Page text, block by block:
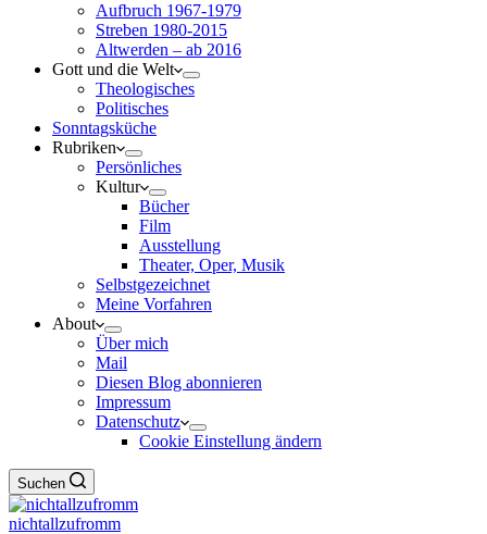
Aufbruch 1967-1979
Streben 1980-2015
Altwerden – ab 2016
Gott und die Welt
Theologisches
Politisches
Sonntagsküche
Rubriken
Persönliches
Kultur
Bücher
Film
Ausstellung
Theater, Oper, Musik
Selbstgezeichnet
Meine Vorfahren
About
Über mich
Mail
Diesen Blog abonnieren
Impressum
Datenschutz
Cookie Einstellung ändern
Suchen
nichtallzufromm